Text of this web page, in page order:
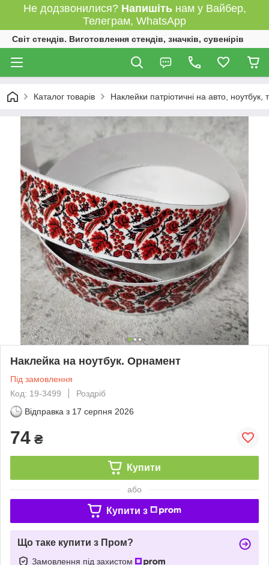
Не додзвонилися? Напишітьнам у Вайбер,
Телеграм, WhatsApp
Світ стендів. Виготовлення стендів, значків, сувенірів
Каталог товарів Наклейки патріотичні на авто,
Наклейка на ноутбук. Орнамент
Під замовлення
Код: 19-3499
Роздріб
Відправка з 17 серпня 2026
74 ₴
Купити
або
Купити з
Що таке купити з Пром?
Замовлення під захистом